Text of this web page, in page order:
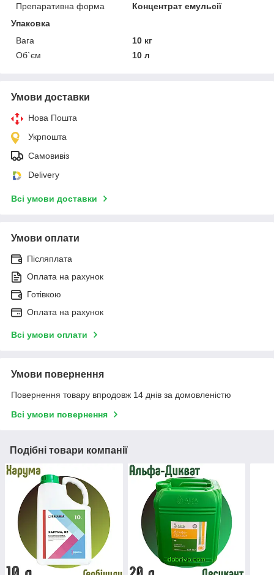
Препаративна форма
Концентрат емульсії
Упаковка
Вага
10 кг
Об`єм
10 л
Умови доставки
Нова Пошта
Укрпошта
Самовивіз
Delivery
Всі умови доставки
Умови оплати
Післяплата
Оплата на рахунок
Готівкою
Оплата на рахунок
Всі умови оплати
Умови повернення
Повернення товару впродовж 14 днів за домовленістю
Всі умови повернення
Подібні товари компанії